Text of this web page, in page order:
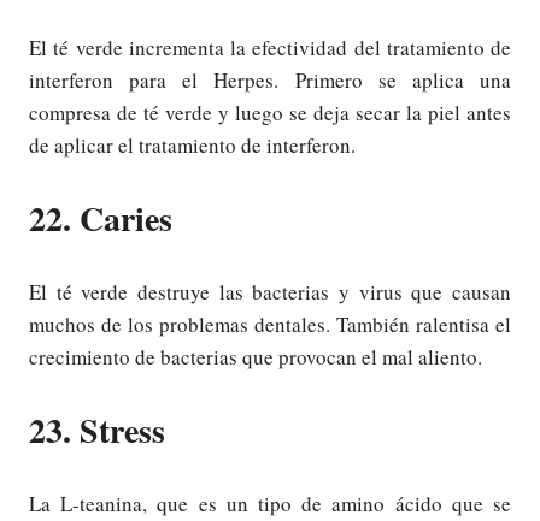
El té verde incrementa la efectividad del tratamiento de
interferon para el Herpes. Primero se aplica una
compresa de té verde y luego se deja secar la piel antes
de aplicar el tratamiento de interferon.
22. Caries
El té verde destruye las bacterias y virus que causan
muchos de los problemas dentales. También ralentisa el
crecimiento de bacterias que provocan el mal aliento.
23. Stress
La L-teanina, que es un tipo de amino ácido que se